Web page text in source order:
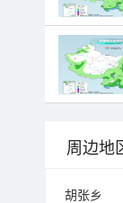
周边地
胡张乡